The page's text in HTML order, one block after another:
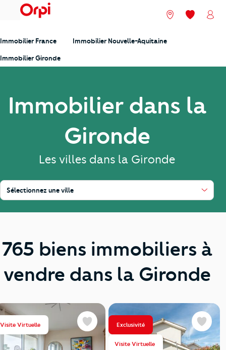
menu Nos agences
Mes
Immobilier France Immobilier Nouvelle-Aquitaine
Immobilier Gironde
Immobilier dans la
Gironde
Les villes dans la Gironde
Sélectionnez une ville
765 biens immobiliers à
vendre dans la Gironde
Visite Virtuelle Favoris Exclusivité
Visite Virtuelle
Favoris